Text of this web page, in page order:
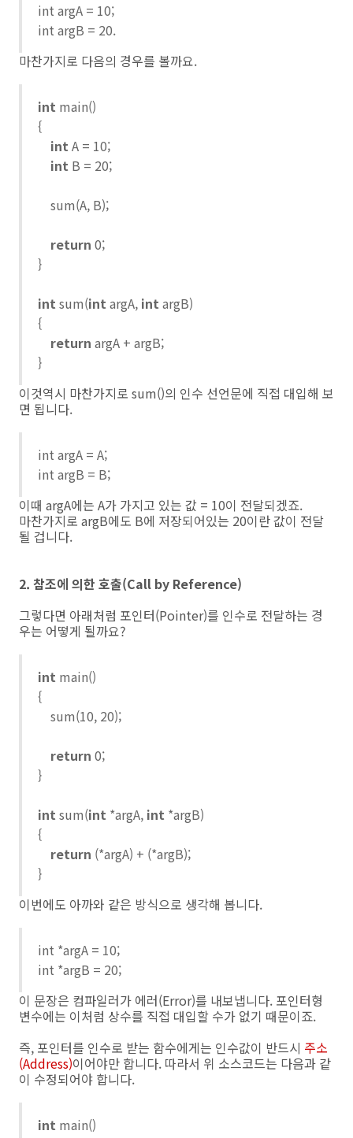
int argA = 10;
int argB = 20.
마찬가지로 다음의 경우를 볼까요.
int main()
{
intA = 10;
int B = 20;
sum(A, B);
return 0;
}
intsum(intargA, intargB)
{
return argA + argB;
}
이것역시 마찬가지로 sum()의 인수 선언문에 직접 대입해 보
면 됩니다.
int argA = A;
int argB = B;
이때 argA에는 A가 가지고 있는 값 = 10이 전달되겠죠.
마찬가지로 argB에도 B에 저장되어있는 20이란 값이 전달
될 겁니다.
2. 참조에 의한 호출(Call by Reference)
그렇다면 아래처럼 포인터(Pointer)를 인수로 전달하는 경
우는 어떻게 될까요?
int main()
{
sum(10, 20);
return 0;
}
intsum(int *argA, int *argB)
{
return (*argA) + (*argB);
}
이번에도 아까와 같은 방식으로 생각해 봅니다.
int *argA = 10;
int *argB = 20;
이 문장은 컴파일러가 에러(Error)를 내보냅니다. 포인터형
변수에는 이처럼 상수를 직접 대입할 수가 없기 때문이죠.
즉, 포인터를 인수로 받는 함수에게는 인수값이 반드시 주소
(Address)이어야만 합니다. 따라서 위 소스코드는 다음과 같
이 수정되어야 합니다.
int main()